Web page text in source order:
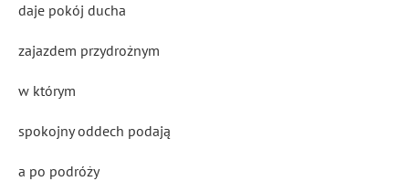
daje pokój ducha
zajazdem przydrożnym
w którym
spokojny oddech podają
a po podróży